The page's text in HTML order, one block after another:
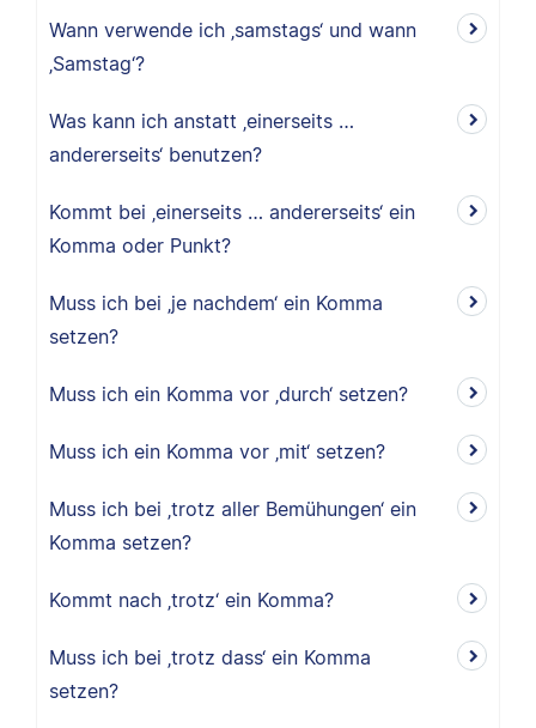
Wann verwende ich ‚samstags‘ und wann
‚Samstag‘?
Was kann ich anstatt ‚einerseits …
andererseits‘ benutzen?
Kommt bei ‚einerseits … andererseits‘ ein
Komma oder Punkt?
Muss ich bei ‚je nachdem‘ ein Komma
setzen?
Muss ich ein Komma vor ‚durch‘ setzen?
Muss ich ein Komma vor ‚mit‘ setzen?
Muss ich bei ‚trotz aller Bemühungen‘ ein
Komma setzen?
Kommt nach ‚trotz‘ ein Komma?
Muss ich bei ‚trotz dass‘ ein Komma
setzen?